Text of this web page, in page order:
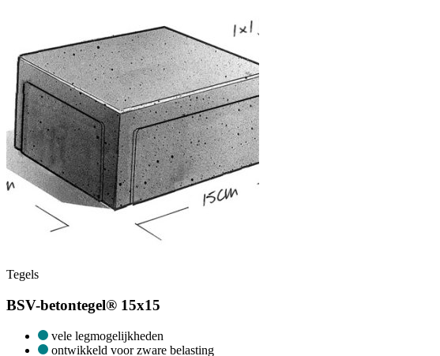
Tegels
BSV-betontegel® 15x15
vele legmogelijkheden
ontwikkeld voor zware belasting